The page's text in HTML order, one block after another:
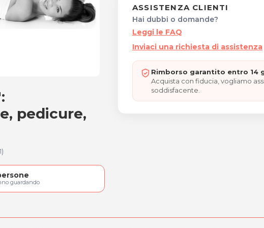
pressoterapia,
pedicure,
guardando
ASSISTENZA CLIENTI
Hai dubbi o domande?
Leggi le FAQ
Inviaci una richiesta di assistenza
Rimborso garantito entro 14
Acquista con fiducia, vogliamo
soddisfacente.